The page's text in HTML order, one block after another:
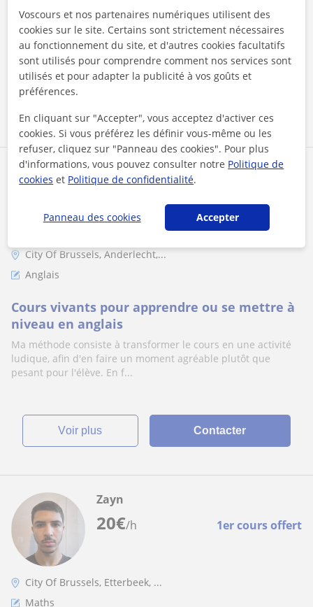
?? Besoin d’un coup de pouce en mathématiques ? ?? Je suis
là pour vous aider à exceller ! Vous trouvez les
mathématiques compliquées ou av...
Jim
City Of Brussels, Anderlecht,...
Anglais
Cours vivants pour apprendre ou se mettre à
niveau en anglais
Ma méthode consiste à transformer le cours en une activité
ludique, afin d'en faire un moment agréable plutôt que
pesant pour l'élève. En f...
voir plus Contacter
20€/h 1er cours offert
Zayn
City Of Brussels, Etterbeek, ...
Maths
Voscours et nos partenaires numériques utilisent des
cookies sur le site. Certains sont strictement nécessaires
au fonctionnement du site, et d'autres cookies facultatifs
sont utilisés pour comprendre comment nos services sont
utilisés et pour adapter la publicité à vos goûts et
préférences.
En cliquant sur "Accepter", vous acceptez d'activer ces
cookies. Si vous préférez les définir vous-même ou les
refuser, cliquez sur "Panneau des cookies". Pour plus
d'informations, vous pouvez consulter notre Politique de
cookies et Politique de confidentialité.
Panneau des cookies Accepter